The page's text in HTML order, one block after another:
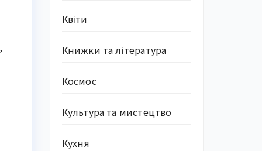
Квіти
Книжки та література
Космос
Культура та мистецтво
Кухня